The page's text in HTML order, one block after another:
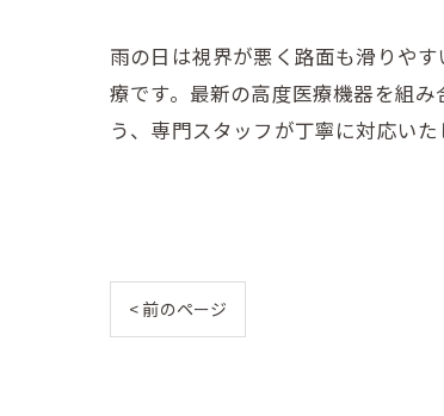
雨の日は視界が悪く路面も滑りや
療です。最新の高度医療機器を組
う、専門スタッフが丁寧に対応い
< 前のページ